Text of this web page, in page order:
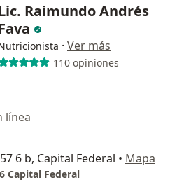
Raimundo Andrés
· Ver más
110 opiniones
línea
6 b, Capital Federal • Mapa
Capital Federal